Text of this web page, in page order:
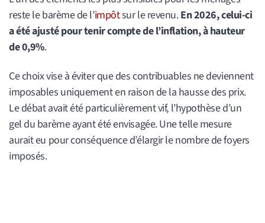
reste le barème de l’impôtsur le revenu.En 2026, celui-ci
a été ajusté pour tenir compte de l’inflation, à hauteur
de 0,9%.
Ce choix vise à éviter que des contribuables ne deviennent
imposables uniquement en raison de la hausse des prix.
Le débat avait été particulièrement vif, l’hypothèse d’un
gel du barème ayant été envisagée. Une telle mesure
aurait eu pour conséquence d’élargir le nombre de foyers
imposés.